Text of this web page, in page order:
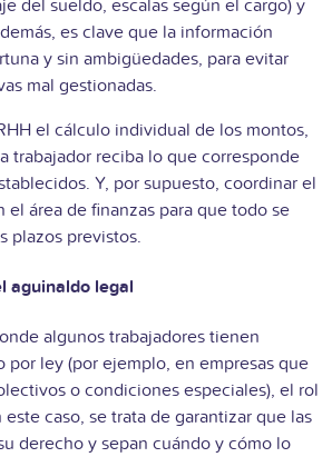
del sueldo, escalas según el cargo) y
es clave que la información
y sin ambigüedades, para evitar
mal gestionadas.
el cálculo individual de los montos,
trabajador reciba lo que corresponde
Y, por supuesto, coordinar el
el área de finanzas para que todo se
plazos previstos.
aguinaldo legal
algunos trabajadores tienen
por ley (por ejemplo, en empresas que
o condiciones especiales), el rol
este caso, se trata de garantizar que las
derecho y sepan cuándo y cómo lo